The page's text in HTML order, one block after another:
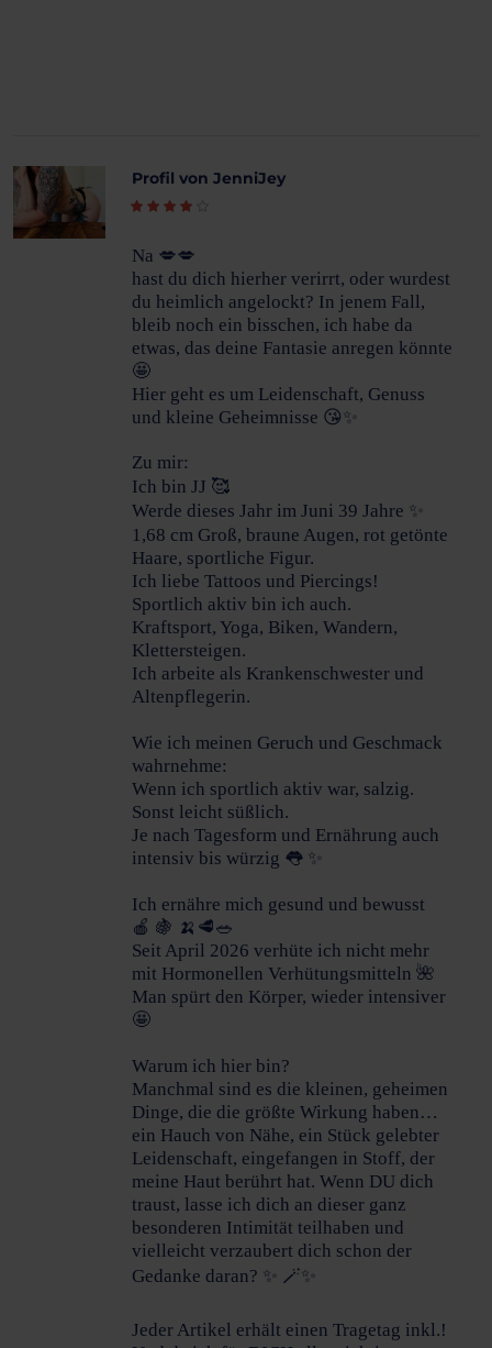
Profil von JenniJey
Na 💋💋
hast du dich hierher verirrt, oder wurdest
du heimlich angelockt? In jenem Fall,
bleib noch ein bisschen, ich habe da
etwas, das deine Fantasie anregen könnte
🤩
Hier geht es um Leidenschaft, Genuss
und kleine Geheimnisse 😘✨
Zu mir:
Ich bin JJ 🥰
Werde dieses Jahr im Juni 39 Jahre ✨
1,68 cm Groß, braune Augen, rot getönte
Haare, sportliche Figur.
Ich liebe Tattoos und Piercings!
Sportlich aktiv bin ich auch.
Kraftsport, Yoga, Biken, Wandern,
Klettersteigen.
Ich arbeite als Krankenschwester und
Altenpflegerin.
Wie ich meinen Geruch und Geschmack
wahrnehme:
Wenn ich sportlich aktiv war, salzig.
Sonst leicht süßlich.
Je nach Tagesform und Ernährung auch
intensiv bis würzig 👅 ✨
Ich ernähre mich gesund und bewusst
🍎 🍇 🍌🥩🥗
Seit April 2026 verhüte ich nicht mehr
mit Hormonellen Verhütungsmitteln 🌺
Man spürt den Körper, wieder intensiver
🤩
Warum ich hier bin?
Manchmal sind es die kleinen, geheimen
Dinge, die die größte Wirkung haben…
ein Hauch von Nähe, ein Stück gelebter
Leidenschaft, eingefangen in Stoff, der
meine Haut berührt hat. Wenn DU dich
traust, lasse ich dich an dieser ganz
besonderen Intimität teilhaben und
vielleicht verzaubert dich schon der
Gedanke daran? ✨ 🪄✨
Jeder Artikel erhält einen Tragetag inkl.!